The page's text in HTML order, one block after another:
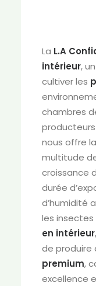
La L.A
intérieur,
cultiver les
chambres
nous offre
multitude
croissance
durée
d’humidité
les insectes
en intérieur
de produire
premium,
excellence